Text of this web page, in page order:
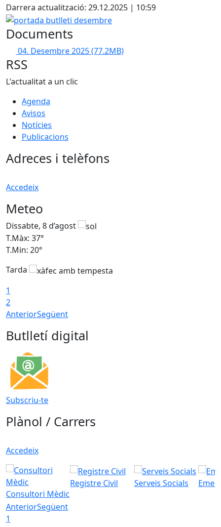
Darrera actualització: 29.12.2025 | 10:59
portada butlleti desembre
Documents
04. Desembre 2025(77.2MB)
RSS
L'actualitat a un clic
Agenda
Avisos
Notícies
Publicacions
Adreces i telèfons
Accedeix
Meteo
Dissabte, 8 d’agost
T.Màx: 37°
T.Min: 20°
Tarda
1
2
AnteriorSegüent
Butlletí digital
Subscriu-te
Plànol / Carrers
Accedeix
Consultori Mèdic
Registre Civil Serveis Socials
AnteriorSegüent
1